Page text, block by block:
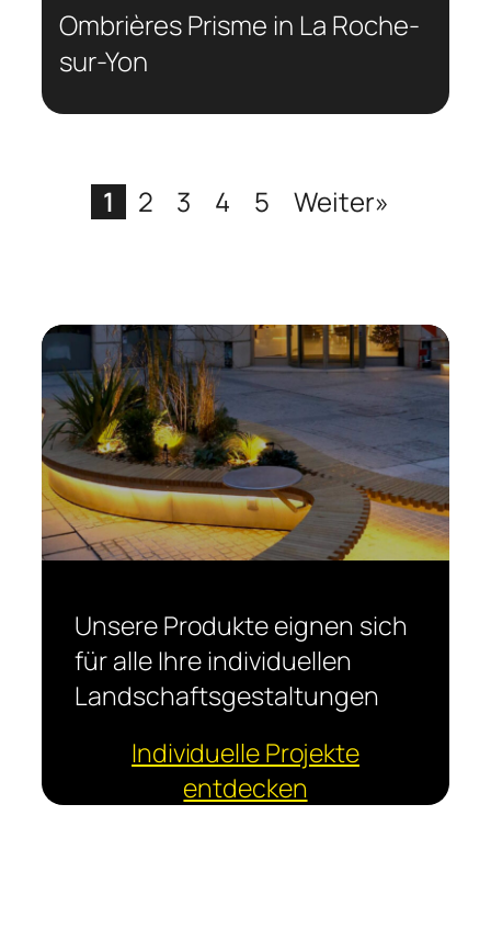
Ombrières Prisme in La Roche-
sur-Yon
1 2 3 4 5 Weiter»
Unsere Produkte eignen sich
für alle Ihre individuellen
Landschaftsgestaltungen
Individuelle Projekte
entdecken